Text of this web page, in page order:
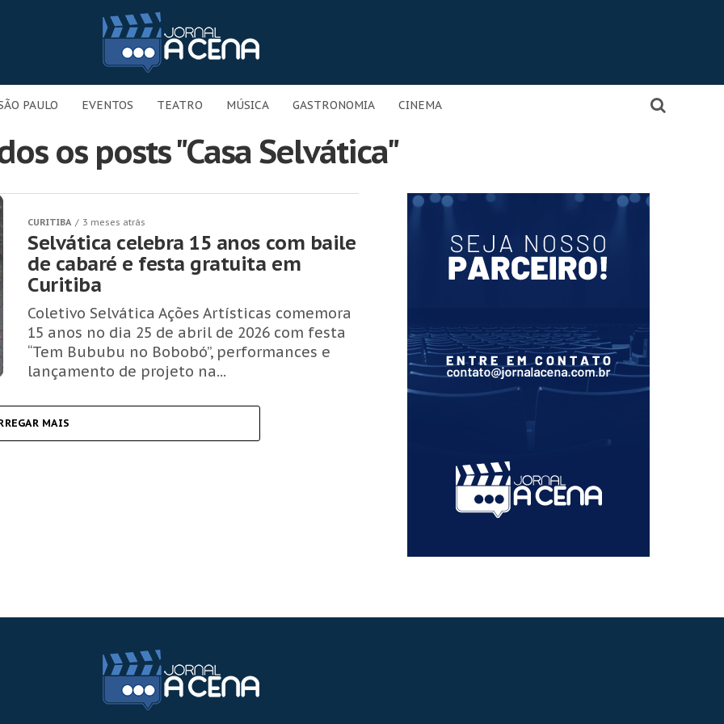
PAULO EVENTOS TEATRO MÚSICA GASTRONOMIA CINEMA
os posts "Casa Selvática"
CURITIBA 3 meses atrás
Selvática celebra 15 anos com baile
de cabaré e festa gratuita em
Curitiba
Coletivo Selvática Ações Artísticas comemora
15 anos no dia 25 de abril de 2026 com festa
“Tem Bububu no Bobobó”, performances e
lançamento de projeto na...
MAIS